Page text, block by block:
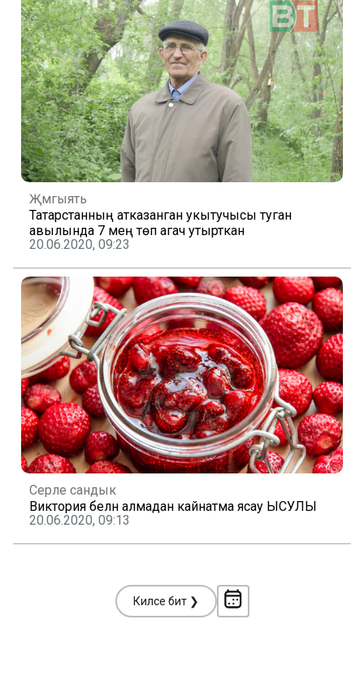
Җәмгыять
Татарстанның атказанган укытучысы туган
авылында 7 мең төп агач утырткан
20.06.2020, 09:23
Серле сандык
Виктория белән алмадан кайнатма ясау ЫСУЛЫ
20.06.2020, 09:13
Киләсе бит ❯